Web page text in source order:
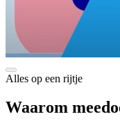
Alles op een rijtje
Waarom